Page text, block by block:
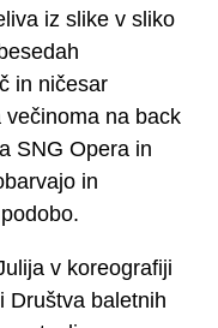
iz slike v sliko
in ničesar
na back
SNG Opera in
in
v koreografiji
Društva baletnih